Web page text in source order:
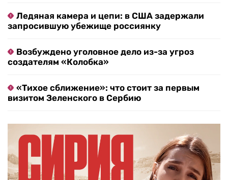
Ледяная камера и цепи: в США задержали
запросившую убежище россиянку
Возбуждено уголовное дело из-за угроз
создателям «Колобка»
«Тихое сближение»: что стоит за первым
визитом Зеленского в Сербию